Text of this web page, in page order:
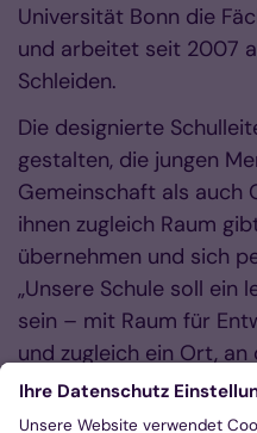
Universität Bonn die
und arbeitet seit 2007
Schleiden.
Die designierte
gestalten, die jungen
Gemeinschaft als auch
ihnen zugleich Raum
übernehmen und sich
„Unsere Schule soll ein
sein – mit Raum für
und zugleich ein Ort,
und erfahrbar wird.
Demokratie sind daher